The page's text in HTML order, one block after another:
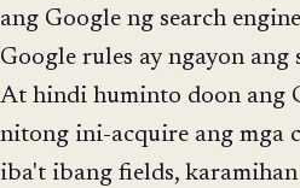
ang Google ng search
Google rules ay ngayon ang
At hindi huminto doon ang
nitong ini-acquire ang mga
iba't ibang fields, karamihan